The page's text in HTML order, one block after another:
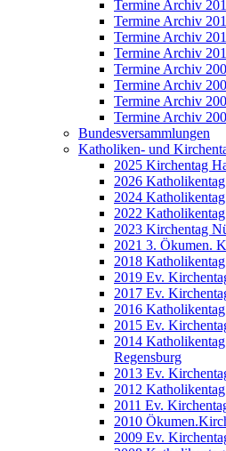
Termine Archiv
Termine Archiv
Termine Archiv
Termine Archiv
Termine Archiv
Termine Archiv
Termine Archiv
Termine Archiv
Bundesversammlungen
Katholiken- und
2025 Kirchentag
2026
2024
2022
2023 Kirchentag
2021 3. Ökumen.
2018
2019 Ev.
2017 Ev.
2016
2015 Ev.
2014
Regensburg
2013 Ev.
2012
2011 Ev.
2010
2009 Ev.